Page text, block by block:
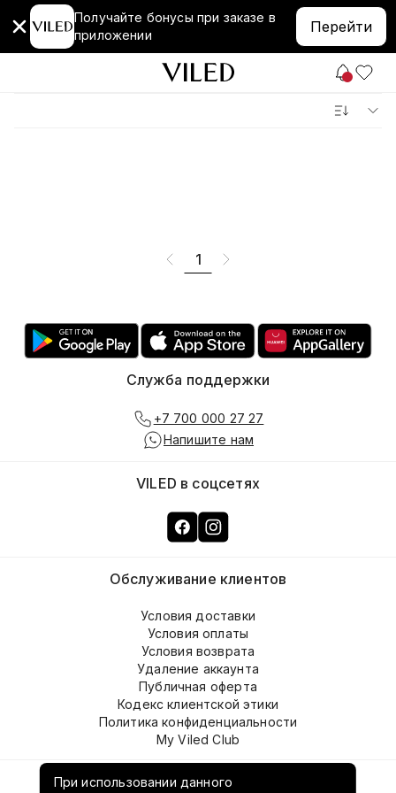
Получайте бонусы при заказе в
приложении
Перейти
1
При использовании данного
О компании
Обслуживание клиентов
Условия доставки
Условия оплаты
Условия возврата
Удаление аккаунта
Публичная оферта
Кодекс клиентской этики
Политика конфиденциальности
My Viled Club
VILED в соцсетях
Служба поддержки
+7 700 000 27 27
Напишите нам